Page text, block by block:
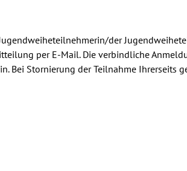
der
per E-Mail. Die verbindliche
Bei Stornierung der Teilnahme Ihrerseits